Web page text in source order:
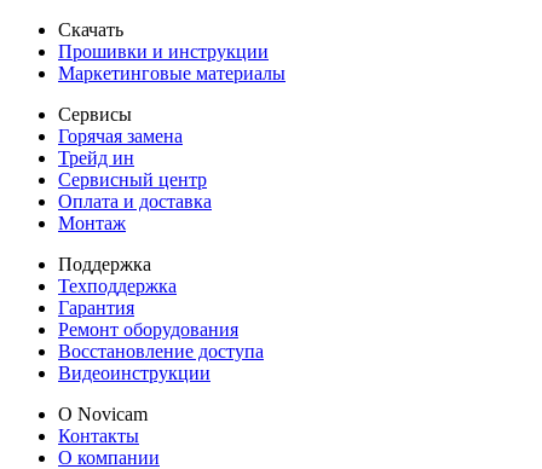
Скачать
Прошивки и инструкции
Маркетинговые материалы
Сервисы
Горячая замена
Трейд ин
Сервисный центр
Оплата и доставка
Монтаж
Поддержка
Техподдержка
Гарантия
Ремонт оборудования
Восстановление доступа
Видеоинструкции
О Novicam
Контакты
О компании